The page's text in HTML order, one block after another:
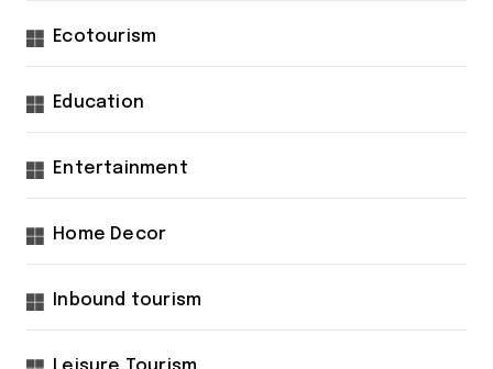
Ecotourism
Education
Entertainment
Home Decor
Inbound tourism